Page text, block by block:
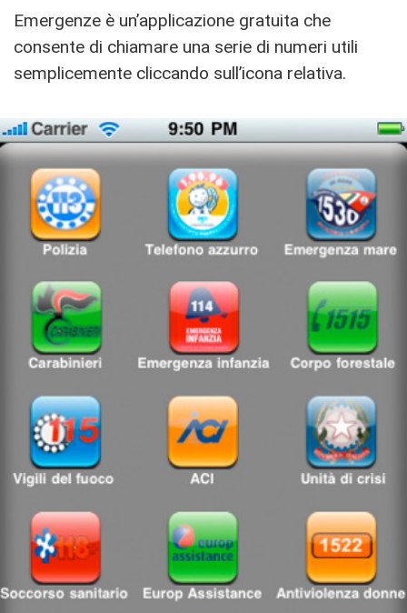
Emergenze è un’applicazione gratuita che
consente di chiamare una serie di numeri utili
semplicemente cliccando sull’icona relativa.